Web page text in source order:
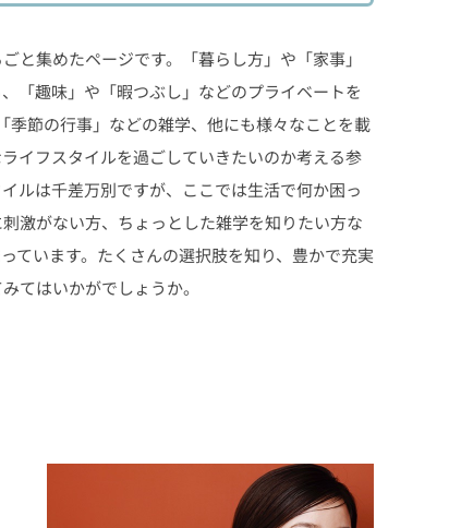
と集めたページです。「暮らし方」や「家事」
「趣味」や「暇つぶし」などのプライベートを
季節の行事」などの雑学、他にも様々なことを載
イフスタイルを過ごしていきたいのか考える参
ルは千差万別ですが、ここでは生活で何か困っ
激がない方、ちょっとした雑学を知りたい方な
ています。たくさんの選択肢を知り、豊かで充実
てはいかがでしょうか。